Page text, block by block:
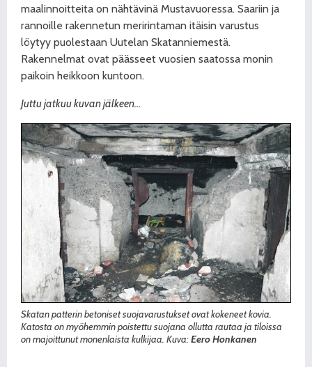
maalinnoitteita on nähtävinä Mustavuoressa. Saariin ja
rannoille rakennetun meririntaman itäisin varustus
löytyy puolestaan Uutelan Skatanniemestä.
Rakennelmat ovat päässeet vuosien saatossa monin
paikoin heikkoon kuntoon.
Juttu jatkuu kuvan jälkeen…
Skatan patterin betoniset suojavarustukset ovat kokeneet kovia.
Katosta on myöhemmin poistettu suojana ollutta rautaa ja tiloissa
on majoittunut monenlaista kulkijaa. Kuva:Eero Honkanen